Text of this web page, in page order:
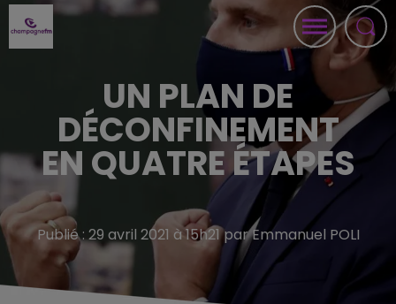
UN PLAN DE
DÉCONFINEMENT
EN QUATRE ÉTAPES
Publié : 29 avril 2021 à 15h21 par Emmanuel POLI